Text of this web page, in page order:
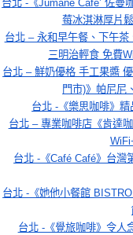
台北 -《Jumane Cafe’ 佐曼
莓冰淇淋厚片
台北 – 永和早午餐、下午
三明治輕食 免費
台北 – 鮮奶優格 手工果醬
門市)》帕尼尼
台北 -《樂思咖啡》
台北 – 專業咖啡店《肯達
台北 -《Café Café》台灣
台北 -《她他小餐館
台北 -《覺旅咖啡》令人